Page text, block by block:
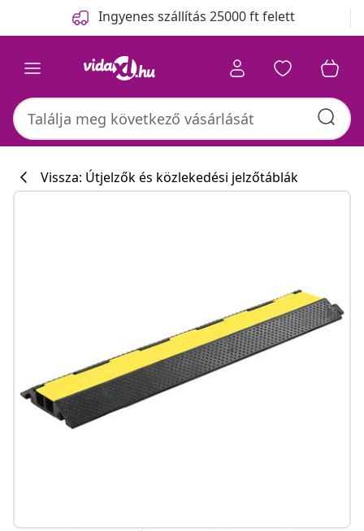
Ingyenes szállítás 25000 ft felett
Vissza: Útjelzők és közlekedési jelzőtáblák